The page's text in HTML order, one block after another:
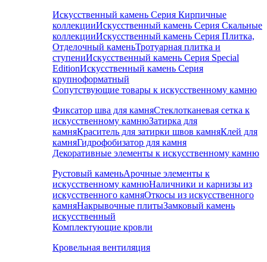
Искусственный камень Серия Кирпичные
коллекцииИскусственный камень Серия Скальные
коллекцииИскусственный камень Серия Плитка,
Отделочный каменьТротуарная плитка и
ступениИскусственный камень Серия Special
EditionИскусственный камень Серия
крупноформатный
Сопутствующие товары к искусственному камню
Фиксатор шва для камняСтеклотканевая сетка к
искусственному камнюЗатирка для
камняКраситель для затирки швов камняКлей для
камняГидрофобизатор для камня
Декоративные элементы к искусственному камню
Рустовый каменьАрочные элементы к
искусственному камнюНаличники и карнизы из
искусственного камняОткосы из искусственного
камняНакрывочные плитыЗамковый камень
искусственный
Комплектующие кровли
Кровельная вентиляция